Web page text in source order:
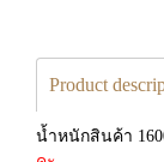
Product
น้ำหนักสินค้า